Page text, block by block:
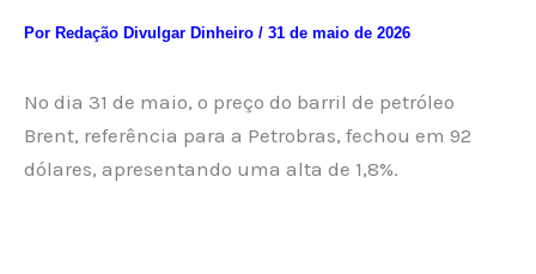
Por Redação Divulgar Dinheiro / 31 de maio de 2026
No dia 31 de maio, o preço do barril de petróleo
Brent, referência para a Petrobras, fechou em 92
dólares, apresentando uma alta de 1,8%.